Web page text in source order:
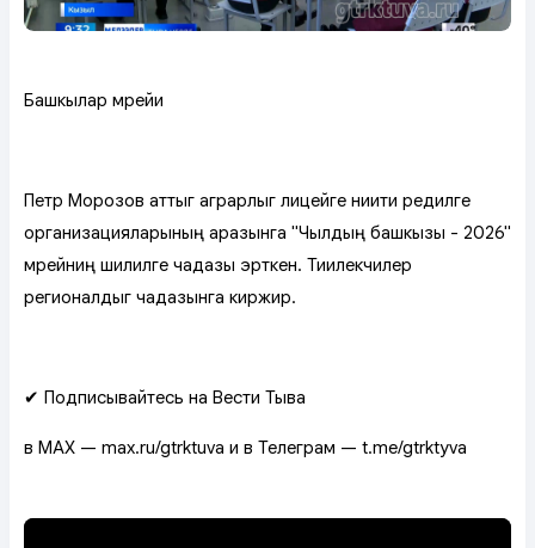
Башкылар мөөрейи
Петр Морозов аттыг аграрлыг лицейге ниити өөредилге
организацияларының аразынга "Чылдың башкызы - 2026"
мөөрейниң шилилге чадазы эрткен. Тиилекчилер
регионалдыг чадазынга киржир.
✔ Подписывайтесь на Вести Тыва
в MAX — max.ru/gtrktuva и в Телеграм — t.me/gtrktyva